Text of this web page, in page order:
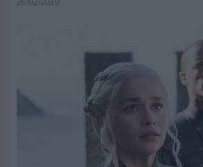
26/02/2019